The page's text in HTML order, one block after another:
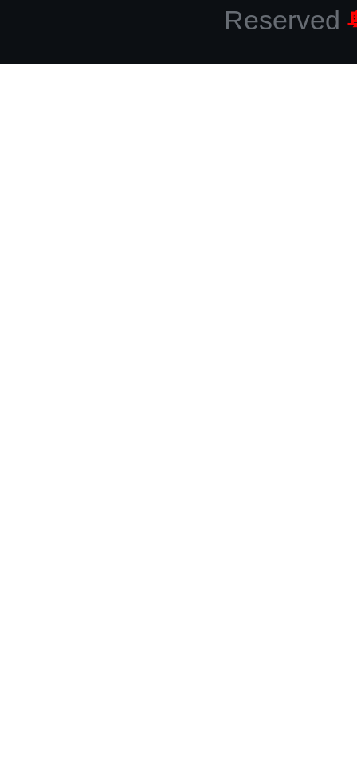
Reserved